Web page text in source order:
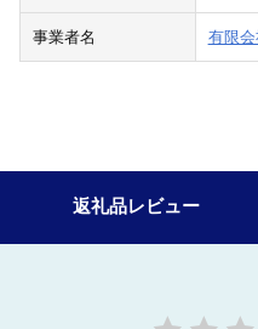
事業者名 有限
返礼品レビュー